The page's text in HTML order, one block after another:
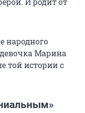
народного
Марина
той истории с